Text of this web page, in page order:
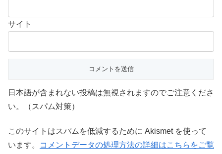
サイト
日本語が含まれない投稿は無視されますのでご注意くださ
い。（スパム対策）
このサイトはスパムを低減するために Akismet を使って
います。
コメントデータの処理方法の詳細はこちらをご覧